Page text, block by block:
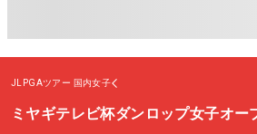
JLPGAツアー 国内女子
ミヤギテレビ杯ダンロップ女子オー